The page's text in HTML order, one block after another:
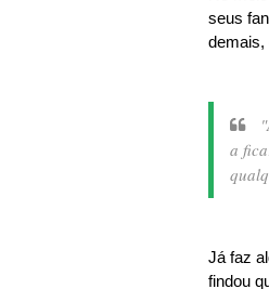
seus
demais,
a
Já faz
findou